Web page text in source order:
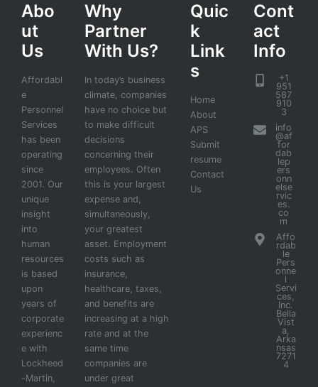
Abo
ut
Us
Affordabl
e
Personnel
Services
has been
operating
since
2001. Our
unique
insight
into
human
resources
is based
upon
years of
corporate
experienc
e with
Lockheed
-Martin,
Why
Partner
With Us?
In today’s business
climate, companies
have no choice but
to make difficult
decisions
concerning their
employees. Often
this is your largest
expense and,
simultaneously,
your greatest
asset. Employment
costs such as
insurance,
healthcare, taxes,
and benefits are
increasing at a high
rate and at the
same time
companies are
under great
Quic
k
Link
s
Home
About
APS
Submit
resume
Contact
Us
Cont
act
Info
+1
951
587
910
3
info
@af
for
dab
lep
ers
onn
else
rvic
es.
co
m
Affo
rdab
le
Pers
onne
l
Servi
ces,
Inc.
Bella
Vist
a,
Arka
nsas
7271
4